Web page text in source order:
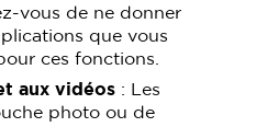
vous de ne donner
que vous
ces fonctions.
aux vidéos : Les
photo ou de